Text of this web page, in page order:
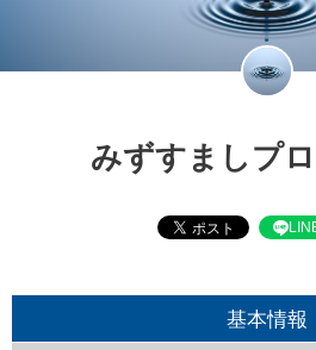
みずすましプ
基本情報